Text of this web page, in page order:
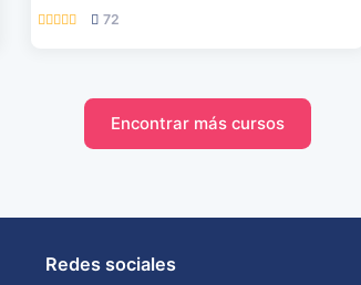
72
Encontrar más cursos
Redes sociales